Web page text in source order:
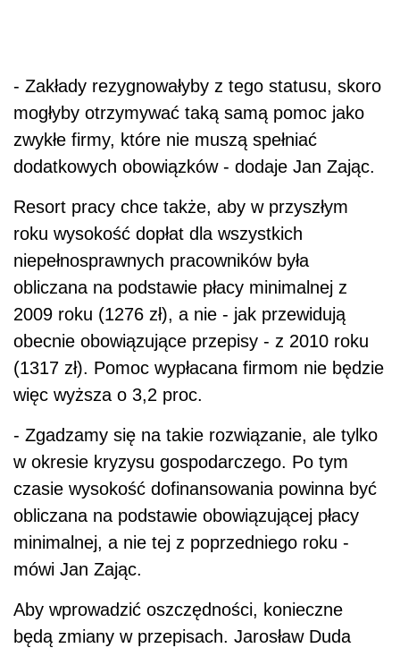
- Zakłady rezygnowałyby z tego statusu, skoro
mogłyby otrzymywać taką samą pomoc jako
zwykłe firmy, które nie muszą spełniać
dodatkowych obowiązków - dodaje Jan Zając.
Resort pracy chce także, aby w przyszłym
roku wysokość dopłat dla wszystkich
niepełnosprawnych pracowników była
obliczana na podstawie płacy minimalnej z
2009 roku (1276 zł), a nie - jak przewidują
obecnie obowiązujące przepisy - z 2010 roku
(1317 zł). Pomoc wypłacana firmom nie będzie
więc wyższa o 3,2 proc.
- Zgadzamy się na takie rozwiązanie, ale tylko
w okresie kryzysu gospodarczego. Po tym
czasie wysokość dofinansowania powinna być
obliczana na podstawie obowiązującej płacy
minimalnej, a nie tej z poprzedniego roku -
mówi Jan Zając.
Aby wprowadzić oszczędności, konieczne
będą zmiany w przepisach. Jarosław Duda